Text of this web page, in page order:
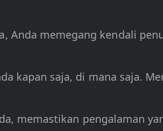
Anda memegang kendali
kapan saja, di mana saja.
memastikan pengalaman